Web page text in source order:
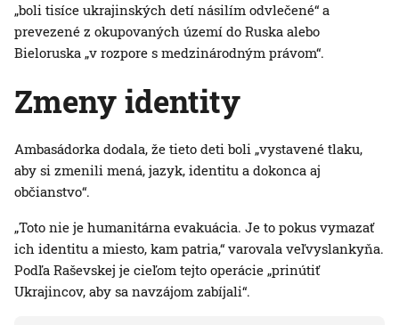
„boli tisíce ukrajinských detí násilím odvlečené“ a
prevezené z okupovaných území do Ruska alebo
Bieloruska „v rozpore s medzinárodným právom“.
Zmeny identity
Ambasádorka dodala, že tieto deti boli „vystavené tlaku,
aby si zmenili mená, jazyk, identitu a dokonca aj
občianstvo“.
„Toto nie je humanitárna evakuácia. Je to pokus vymazať
ich identitu a miesto, kam patria,“ varovala veľvyslankyňa.
Podľa Raševskej je cieľom tejto operácie „prinútiť
Ukrajincov, aby sa navzájom zabíjali“.